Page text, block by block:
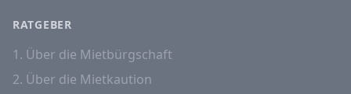
RATGEBER
1. Über die Mietbürgschaft
2. Über die Mietkaution